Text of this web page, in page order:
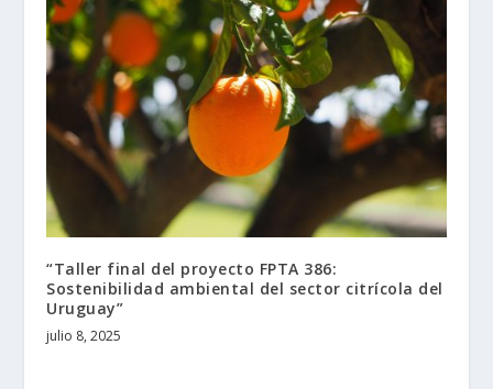
“Taller final del proyecto FPTA 386:
Sostenibilidad ambiental del sector citrícola del
Uruguay”
julio 8, 2025